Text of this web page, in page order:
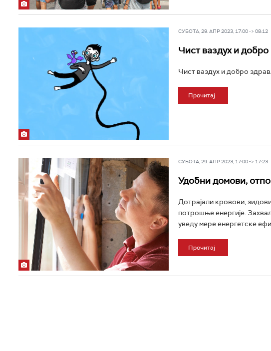
СУБОТА, 29. АПР 2023, 17:00 -> 08:12
Чист ваздух и
Чист ваздух и добро
Прочитај
СУБОТА, 29. АПР 2023, 17:00 -> 17:23
Удобни домови,
Дотрајали кровови,
потрошње енергије.
уведу мере енергетске
Прочитај